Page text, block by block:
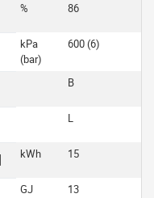
% 86
kPa
(bar)
600 (6)
B
L
kWh 15
GJ 13